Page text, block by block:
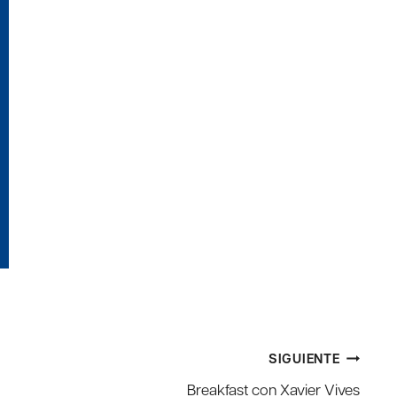
SIGUIENTE
Breakfast con Xavier Vives